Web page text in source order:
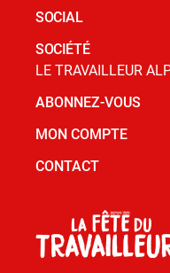
SOCIAL
SOCIÉTÉ
LE TRAVAILLEUR
ABONNEZ-VOUS
MON COMPTE
CONTACT